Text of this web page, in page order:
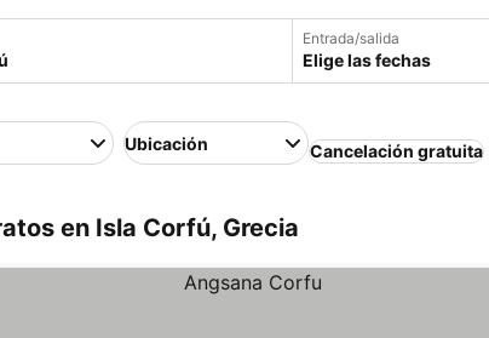
Entrada/salida
Elige las fechas
Ubicación Cancelación gratuita
en Isla Corfú, Grecia